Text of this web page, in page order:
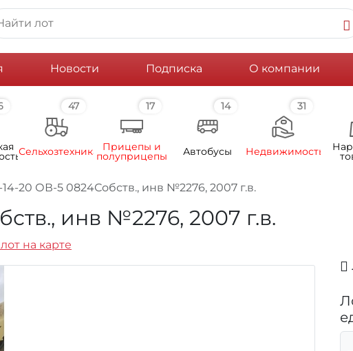
Новости Подписка О компании
47
Сельхозтехника
17
Прицепы и
полуприцепы
14
Автобусы
31
Недвижимость
20 ОВ-5 0824Собств., инв №2276, 2007 г.в.
инв №2276, 2007 г.в.
на карте